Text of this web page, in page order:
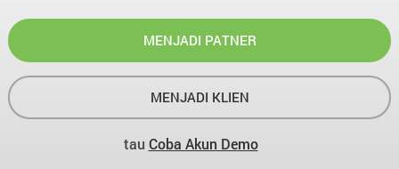
MENJADI PATNER
MENJADI KLIEN
tau Coba Akun Demo